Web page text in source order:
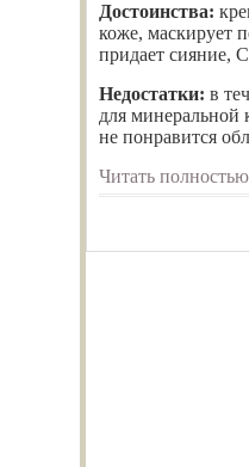
Достоинства:
коже, маскирует
придает сияние,
Недостатки: в
для минеральной
не понравится
Читать полностью